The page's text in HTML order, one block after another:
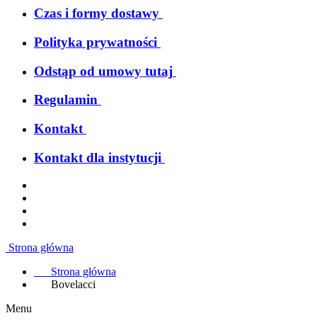
Czas i formy dostawy
Polityka prywatności
Odstąp od umowy tutaj
Regulamin
Kontakt
Kontakt dla instytucji
Strona główna
Strona główna
Bovelacci
Menu